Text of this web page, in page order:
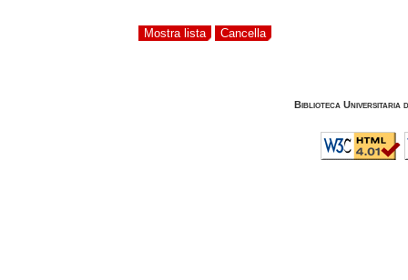
Biblioteca Universitaria